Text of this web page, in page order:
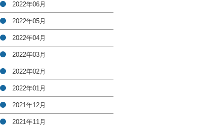
2022年06月
2022年05月
2022年04月
2022年03月
2022年02月
2022年01月
2021年12月
2021年11月